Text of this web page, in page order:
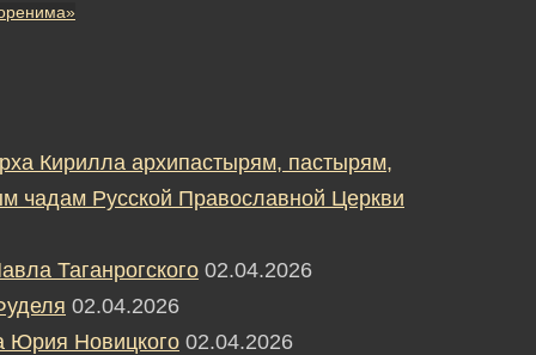
Кирилла архипастырям, пастырям,
чадам Русской Православной Церкви
Таганрогского 02.04.2026
02.04.2026
Юрия Новицкого 02.04.2026